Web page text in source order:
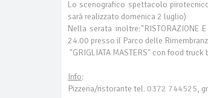
Lo scenografico spettacolo
sarà realizzato domenica 2 luglio)
Nella serata inoltre:"RISTORAZIONE
24.00 presso il Parco delle
"GRIGLIATA MASTERS" con food
Info:
Pizzeria/ristorante tel. 0372 744525,